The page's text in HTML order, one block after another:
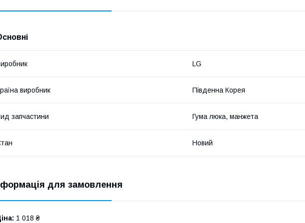
LG
виробник Південна Корея
запчастини Гума люка, манжета
Новий
для замовлення
1 018 ₴